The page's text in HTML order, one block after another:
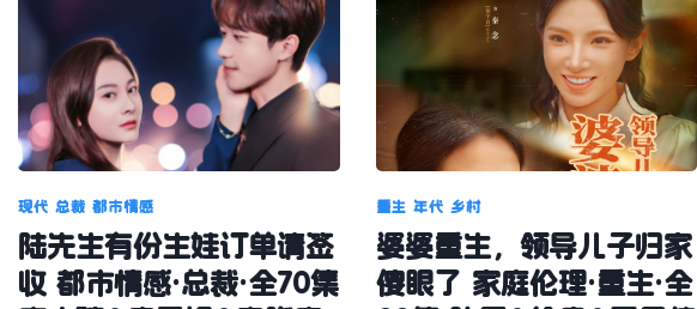
现代 总裁 都市情感
陆先生有份生娃订单请签
收 都市情感·总裁·全70集
重生 年代 乡村
婆婆重生，领导儿子归家
傻眼了 家庭伦理·重生·全